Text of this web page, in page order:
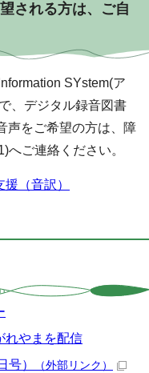
される方は、ご自
SYstem(ア
、デジタル録音図書
声をご希望の方は、障
ご連絡ください。
（音訳）
れやまを配信
号）
（外部リンク）